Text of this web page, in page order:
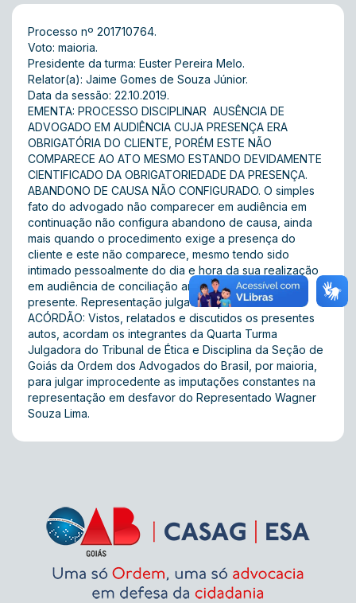
Processo nº 201710764.
Voto: maioria.
Presidente da turma: Euster Pereira Melo.
Relator(a): Jaime Gomes de Souza Júnior.
Data da sessão: 22.10.2019.
EMENTA: PROCESSO DISCIPLINAR  AUSÊNCIA DE
ADVOGADO EM AUDIÊNCIA CUJA PRESENÇA ERA
OBRIGATÓRIA DO CLIENTE, PORÉM ESTE NÃO
COMPARECE AO ATO MESMO ESTANDO DEVIDAMENTE
CIENTIFICADO DA OBRIGATORIEDADE DA PRESENÇA.
ABANDONO DE CAUSA NÃO CONFIGURADO. O simples
fato do advogado não comparecer em audiência em
continuação não configura abandono de causa, ainda
mais quando o procedimento exige a presença do
cliente e este não comparece, mesmo tendo sido
intimado pessoalmente do dia e hora da sua realização
em audiência de conciliação anterior e que esteve
presente. Representação julgada improcedente.
ACÓRDÃO: Vistos, relatados e discutidos os presentes
autos, acordam os integrantes da Quarta Turma
Julgadora do Tribunal de Ética e Disciplina da Seção de
Goiás da Ordem dos Advogados do Brasil, por maioria,
para julgar improcedente as imputações constantes na
representação em desfavor do Representado Wagner
Souza Lima.